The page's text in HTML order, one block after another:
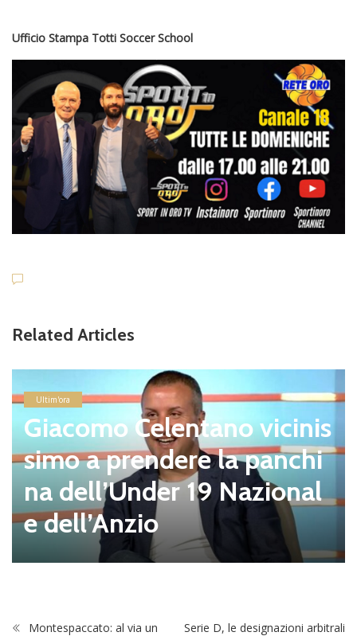
Ufficio Stampa Totti Soccer School
Related Articles
Ultim'ora
Giacomo Celentano vicinis
simo a prendere la panchi
na dell’Under 19 Nazional
e dell’Anzio
Montespaccato: al via un
Serie D, le designazioni arbitrali